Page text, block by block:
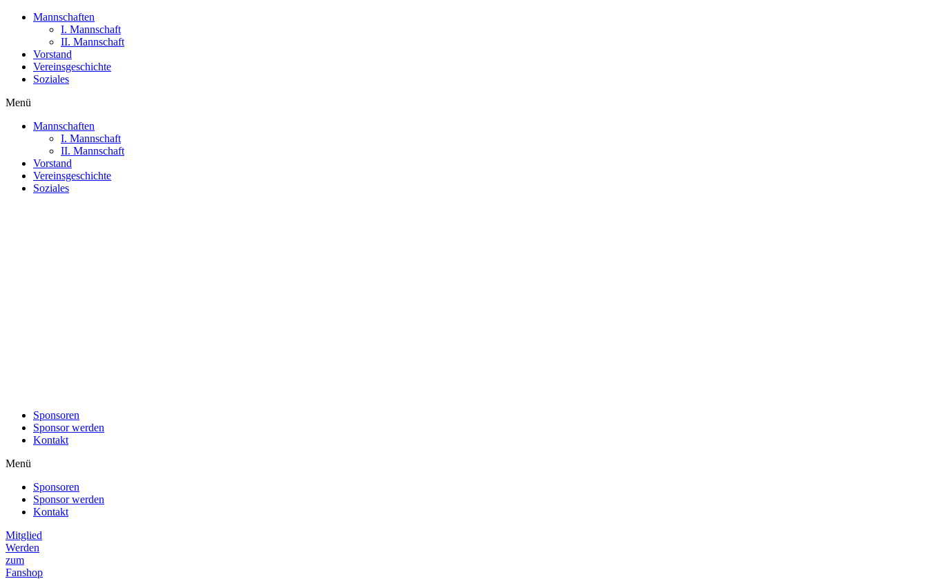
Mannschaften
I. Mannschaft
II. Mannschaft
Vorstand
Vereinsgeschichte
Soziales
Menü
Mannschaften
I. Mannschaft
II. Mannschaft
Vorstand
Vereinsgeschichte
Soziales
Sponsoren
Sponsor werden
Kontakt
Menü
Sponsoren
Sponsor werden
Kontakt
Mitglied
Werden
zum
Fanshop